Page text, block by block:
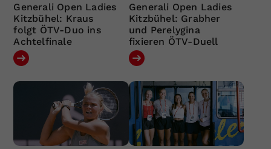
Generali Open Ladies
Kitzbühel: Kraus
folgt ÖTV-Duo ins
Achtelfinale
Generali Open Ladies
Kitzbühel: Grabher
und Perelygina
fixieren ÖTV-Duell